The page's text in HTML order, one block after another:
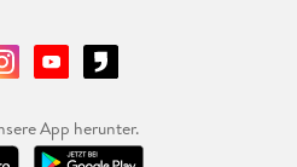
App herunter.